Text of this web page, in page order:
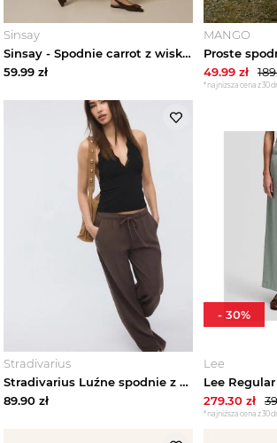
Buty damskie
Moda sportowa damska
Torebki i plecaki damskie
Akcesoria damskie
Trendy
Wyprzedaże
Sinsay
Sinsay - Spodnie carrot z wiskozą z domieszką lnu z plecionym paskiem - beżowy
59.99 zł
MANGO
49.99 zł
*najniższa cena z 30
Stradivarius
Stradivarius Luźne spodnie z efektem lnu Brązowy
89.90 zł
Lee
279.30 zł
*najniższa cena z 30
- 30%